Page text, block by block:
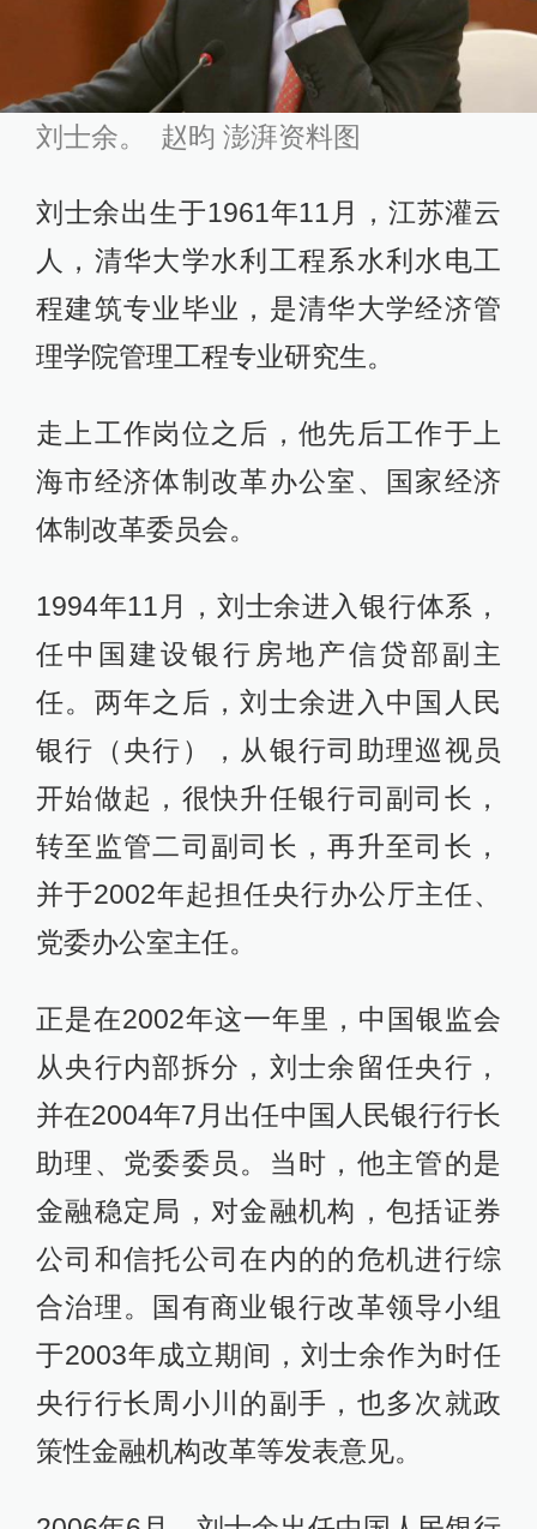
刘士余。 赵昀 澎湃资料图
刘士余出生于1961年11月，江苏灌云
人，清华大学水利工程系水利水电工
程建筑专业毕业，是清华大学经济管
理学院管理工程专业研究生。
走上工作岗位之后，他先后工作于上
海市经济体制改革办公室、国家经济
体制改革委员会。
1994年11月，刘士余进入银行体系，
任中国建设银行房地产信贷部副主
任。两年之后，刘士余进入中国人民
银行（央行），从银行司助理巡视员
开始做起，很快升任银行司副司长，
转至监管二司副司长，再升至司长，
并于2002年起担任央行办公厅主任、
党委办公室主任。
正是在2002年这一年里，中国银监会
从央行内部拆分，刘士余留任央行，
并在2004年7月出任中国人民银行行长
助理、党委委员。当时，他主管的是
金融稳定局，对金融机构，包括证券
公司和信托公司在内的的危机进行综
合治理。国有商业银行改革领导小组
于2003年成立期间，刘士余作为时任
央行行长周小川的副手，也多次就政
策性金融机构改革等发表意见。